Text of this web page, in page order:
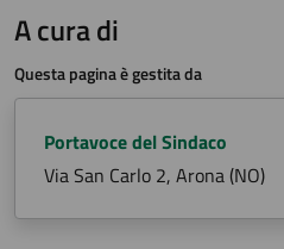
A cura di
Questa pagina è gestita da
Portavoce del Sindaco
Via San Carlo 2, Arona (NO)